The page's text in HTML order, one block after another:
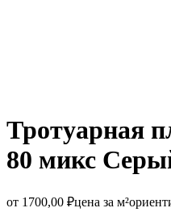
Тротуарная
80 микс
от 1700,00 ₽цена за м²